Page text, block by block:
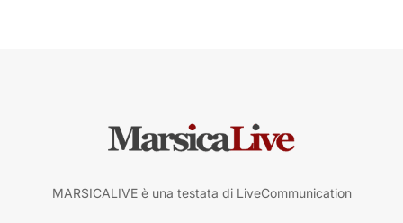
MARSICALIVE è una testata di LiveCommunication